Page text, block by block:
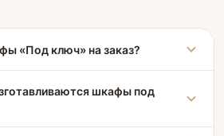
«Под ключ» на заказ?
шкафы под